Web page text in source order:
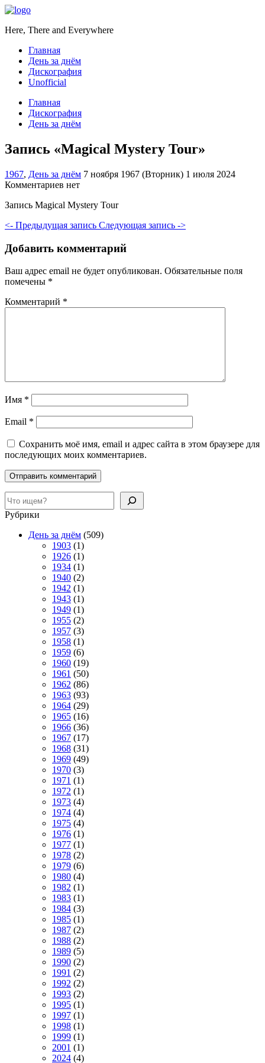
Here, There and Everywhere
Главная
День за днём
Дискография
Unofficial
Главная
Дискография
День за днём
Запись «Magical Mystery Tour»
1967, День за днём 7 ноября 1967 (Вторник) 1 июля 2024
Комментариев нет
Запись Magical Mystery Tour
<- Предыдущая запись Следующая запись ->
Добавить комментарий
Ваш адрес email не будет опубликован. Обязательные поля
помечены *
Комментарий *
Имя *
Email *
Сохранить моё имя, email и адрес сайта в этом браузере для
последующих моих комментариев.
Поиск
Рубрики
День за днём (509)
1903 (1)
1926 (1)
1934 (1)
1940 (2)
1942 (1)
1943 (1)
1949 (1)
1955 (2)
1957 (3)
1958 (1)
1959 (6)
1960 (19)
1961 (50)
1962 (86)
1963 (93)
1964 (29)
1965 (16)
1966 (36)
1967 (17)
1968 (31)
1969 (49)
1970 (3)
1971 (1)
1972 (1)
1973 (4)
1974 (4)
1975 (4)
1976 (1)
1977 (1)
1978 (2)
1979 (6)
1980 (4)
1982 (1)
1983 (1)
1984 (3)
1985 (1)
1987 (2)
1988 (2)
1989 (5)
1990 (2)
1991 (2)
1992 (2)
1993 (2)
1995 (1)
1997 (1)
1998 (1)
1999 (1)
2001 (1)
2024 (4)